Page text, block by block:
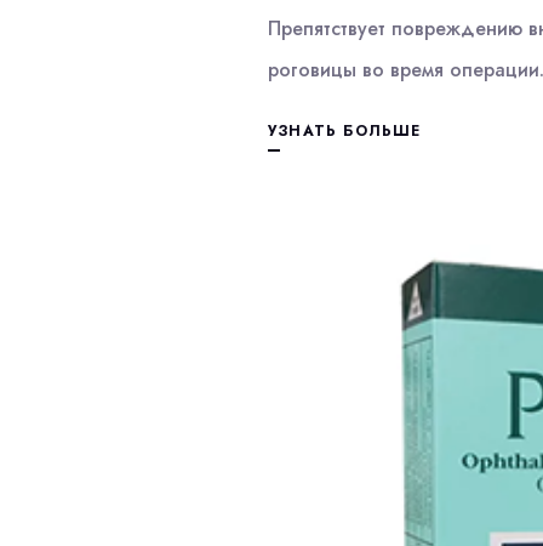
Препятствует повреждению
роговицы во время операции.
УЗНАТЬ БОЛЬШЕ